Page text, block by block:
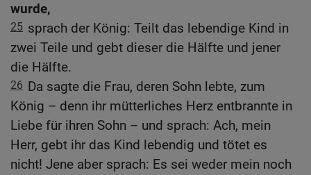
wurde,
25 sprach der König: Teilt das lebendige Kind in
zwei Teile und gebt dieser die Hälfte und jener
die Hälfte.
26 Da sagte die Frau, deren Sohn lebte, zum
König – denn ihr mütterliches Herz entbrannte in
Liebe für ihren Sohn – und sprach: Ach, mein
Herr, gebt ihr das Kind lebendig und tötet es
nicht! Jene aber sprach: Es sei weder mein noch